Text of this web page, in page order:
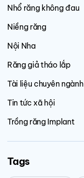
Nhổ răng không đau
Niềng răng
Nội Nha
Răng giả tháo lắp
Tài liệu chuyên ngành
Tin tức xã hội
Trồng răng Implant
Tags